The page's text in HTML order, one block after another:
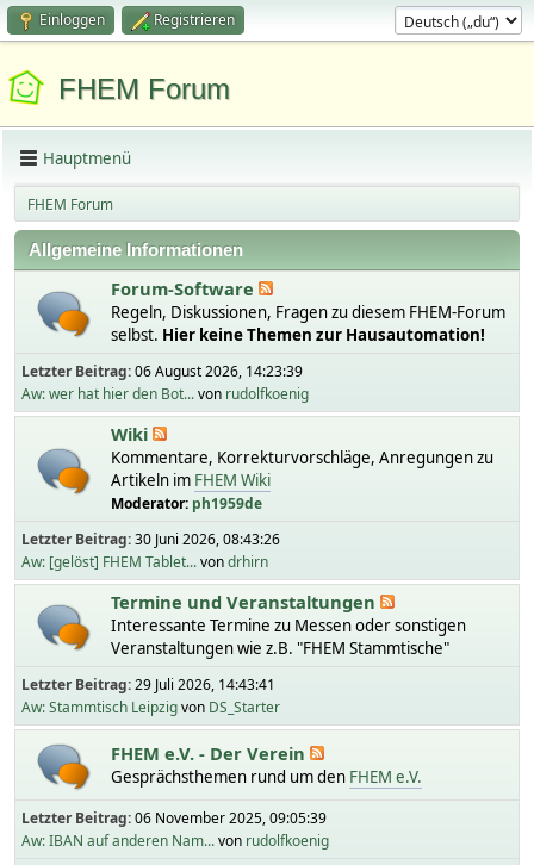
Einloggen Registrieren
FHEM Forum
Hauptmenü
FHEM Forum
Allgemeine Informationen
Forum-Software
Regeln, Diskussionen, Fragen zu diesem FHEM-Forum
selbst. Hier keine Themen zur Hausautomation!
Letzter Beitrag:06 August 2026, 14:23:39
Aw: wer hat hier den Bot...von rudolfkoenig
Wiki
Kommentare, Korrekturvorschläge, Anregungen zu
Artikeln im FHEM Wiki
Moderator: ph1959de
Letzter Beitrag:30 Juni 2026, 08:43:26
Aw: [gelöst] FHEM Tablet...vondrhirn
Termine und Veranstaltungen
Interessante Termine zu Messen oder sonstigen
Veranstaltungen wie z.B. "FHEM Stammtische"
Letzter Beitrag:29 Juli 2026, 14:43:41
Aw: Stammtisch Leipzigvon DS_Starter
FHEM e.V. - Der Verein
Gesprächsthemen rund um den FHEM e.V.
Letzter Beitrag:06 November 2025, 09:05:39
Aw: IBAN auf anderen Nam...von rudolfkoenig